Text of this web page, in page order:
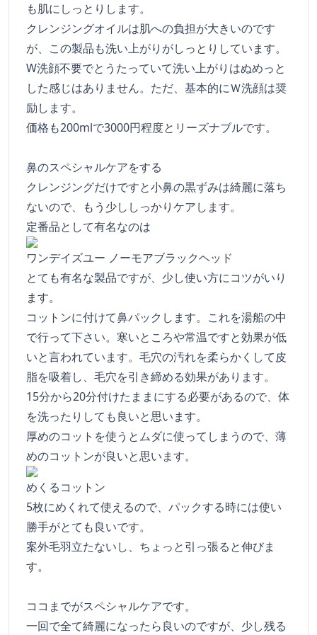
も肌にしっとりします。
クレンジングオイルは肌への負担が大きいのです
が、この製品も洗い上がりがしっとりしています。
W洗顔不要でとうたっていて洗い上がりはぬめっと
した感じはありません。ただ、基本的にＷ洗顔は奨
励します。
価格も200mlで3000円程度とリーズナブルです。
鼻のスペシャルケアをする
クレンジングだけですと小鼻の黒ずみは綺麗に落ち
ないので、もう少ししっかりケアします。
定番品として有名なのは
ワンデイズユー ノーモアブラックヘッド
とても有名な製品ですが、少し使い方にコツがいり
ます。
コットンに付けて鼻パックします。これを湯船の中
で行って下さい。寒いところや常温ですと効果が低
いと言われています。毛穴の汚れを柔らかくして皮
脂を吸着し、毛穴を引き締める効果があります。
15分から20分付けたままにする必要があるので、体
を洗ったりしても良いと思います。
厚めのコットを使うとムダに使ってしまうので、薄
めのコットンが良いと思います。
めくるコットン
5枚にめくれて使えるので、パックする時には使い
勝手がとても良いです。
案外毛羽立たないし、ちょっと引っ張ると伸びま
す。
ココまでがスペシャルケアです。
一回で全て綺麗になったら良いのですが、少し残る